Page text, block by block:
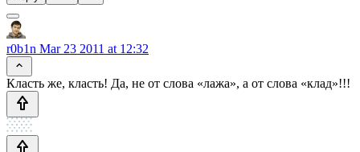
r0b1n Mar 23 2011 at 12:32
Класть же, класть! Да, не от слова «лажа», а от слова «клад»!!!